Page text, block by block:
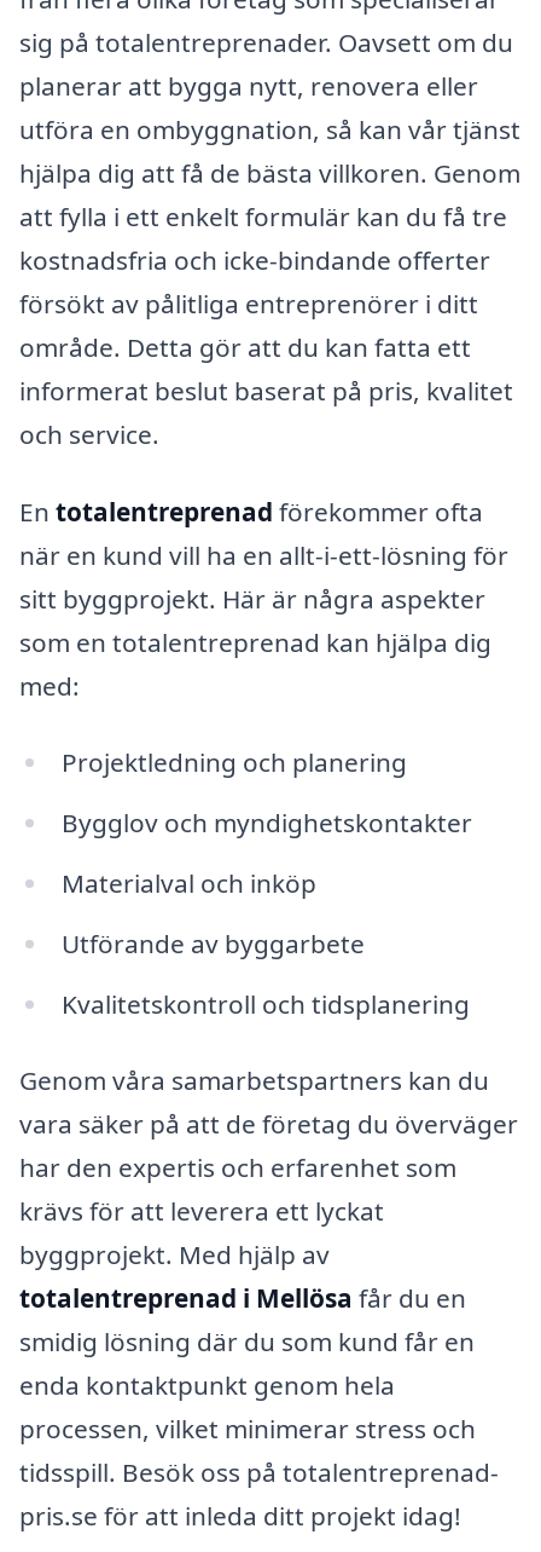
sig på totalentreprenader. Oavsett om du
planerar att bygga nytt, renovera eller
utföra en ombyggnation, så kan vår tjänst
hjälpa dig att få de bästa villkoren. Genom
att fylla i ett enkelt formulär kan du få tre
kostnadsfria och icke-bindande offerter
försökt av pålitliga entreprenörer i ditt
område. Detta gör att du kan fatta ett
informerat beslut baserat på pris, kvalitet
och service.
En totalentreprenad förekommer ofta
när en kund vill ha en allt-i-ett-lösning för
sitt byggprojekt. Här är några aspekter
som en totalentreprenad kan hjälpa dig
med:
Projektledning och planering
Bygglov och myndighetskontakter
Materialval och inköp
Utförande av byggarbete
Kvalitetskontroll och tidsplanering
Genom våra samarbetspartners kan du
vara säker på att de företag du överväger
har den expertis och erfarenhet som
krävs för att leverera ett lyckat
byggprojekt. Med hjälp av
totalentreprenad i Mellösa får du en
smidig lösning där du som kund får en
enda kontaktpunkt genom hela
processen, vilket minimerar stress och
tidsspill. Besök oss på totalentreprenad-
pris.se för att inleda ditt projekt idag!